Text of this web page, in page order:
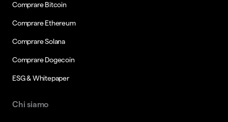
Comprare Bitcoin
Comprare Ethereum
Comprare Solana
Comprare Dogecoin
ESG & Whitepaper
Chi siamo